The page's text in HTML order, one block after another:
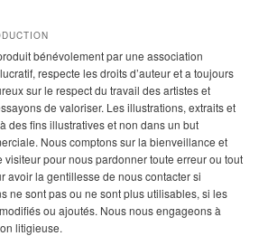
bénévolement par une association
respecte les droits d’auteur et a toujours
sur le respect du travail des artistes et
de valoriser. Les illustrations, extraits et
des fins illustratives et non dans un but
Nous comptons sur la bienveillance et
pour nous pardonner toute erreur ou tout
avoir la gentillesse de nous contacter si
ne sont pas ou ne sont plus utilisables, si les
ou ajoutés. Nous nous engageons à
litigieuse.